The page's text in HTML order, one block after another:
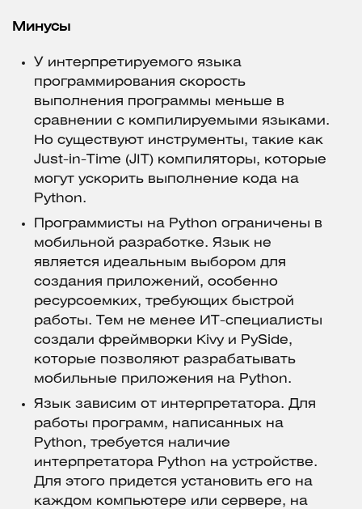
Минусы
У интерпретируемого языка
программирования скорость
выполнения программы меньше в
сравнении с компилируемыми языками.
Но существуют инструменты, такие как
Just-in-Time (JIT) компиляторы, которые
могут ускорить выполнение кода на
Python.
Программисты на Python ограничены в
мобильной разработке. Язык не
является идеальным выбором для
создания приложений, особенно
ресурсоемких, требующих быстрой
работы. Тем не менее ИТ-специалисты
создали фреймворки Kivy и PySide,
которые позволяют разрабатывать
мобильные приложения на Python.
Язык зависим от интерпретатора. Для
работы программ, написанных на
Python, требуется наличие
интерпретатора Python на устройстве.
Для этого придется установить его на
каждом компьютере или сервере, на